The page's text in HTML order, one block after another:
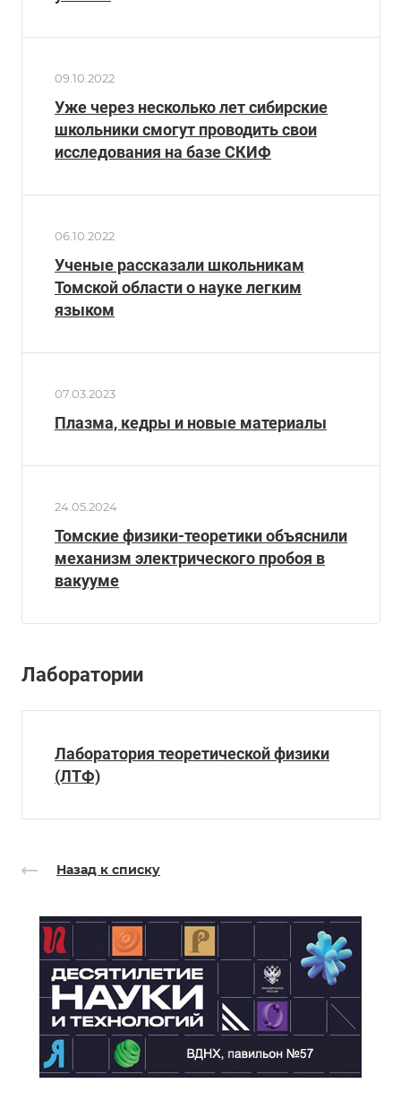
09.10.2022
Уже через несколько лет сибирские
школьники смогут проводить свои
исследования на базе СКИФ
06.10.2022
Ученые рассказали школьникам
Томской области о науке легким
языком
07.03.2023
Плазма, кедры и новые материалы
24.05.2024
Томские физики-теоретики объяснили
механизм электрического пробоя в
вакууме
Лаборатории
Лаборатория теоретической физики
(ЛТФ)
Назад к списку